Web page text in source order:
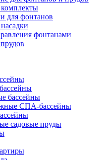
для фонтанов
фонтанами
бассейны
СПА-бассейны
садовые пруды